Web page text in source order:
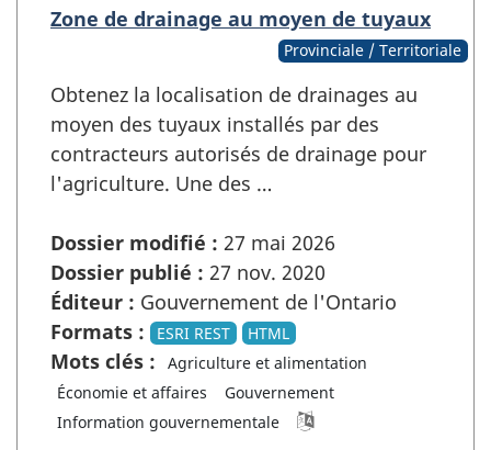
Zone de drainage au moyen de tuyaux
Provinciale / Territoriale
Obtenez la localisation de drainages au
moyen des tuyaux installés par des
contracteurs autorisés de drainage pour
l'agriculture. Une des …
Dossier modifié : 27 mai 2026
Dossier publié : 27 nov. 2020
Éditeur : Gouvernement de l'Ontario
Formats :
ESRI REST HTML
Mots clés :
Agriculture et alimentation
Économie et affaires
Gouvernement
Information gouvernementale